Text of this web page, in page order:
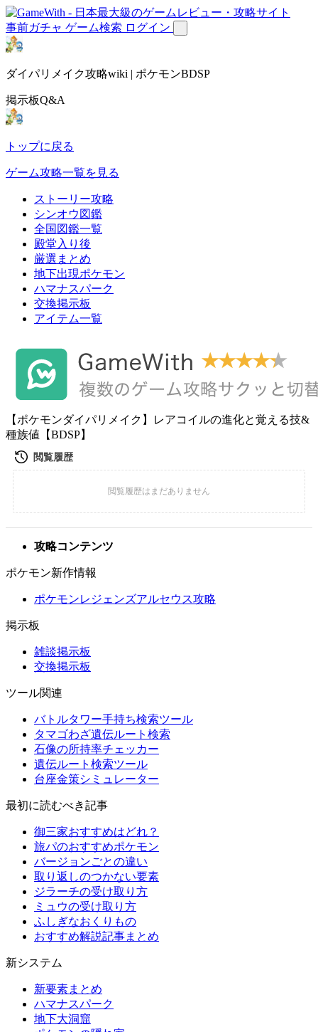
事前ガチャ ゲーム検索 ログイン
ダイパリメイク攻略wiki | ポケモンBDSP
掲示板Q&A
トップに戻る
ゲーム攻略一覧を見る
ストーリー攻略
シンオウ図鑑
全国図鑑一覧
殿堂入り後
厳選まとめ
地下出現ポケモン
ハマナスパーク
交換掲示板
アイテム一覧
【ポケモンダイパリメイク】レアコイルの進化と覚える技&
種族値【BDSP】
攻略コンテンツ
ポケモン新作情報
ポケモンレジェンズアルセウス攻略
掲示板
雑談掲示板
交換掲示板
ツール関連
バトルタワー手持ち検索ツール
タマゴわざ遺伝ルート検索
石像の所持率チェッカー
遺伝ルート検索ツール
台座金策シミュレーター
最初に読むべき記事
御三家おすすめはどれ？
旅パのおすすめポケモン
バージョンごとの違い
取り返しのつかない要素
ジラーチの受け取り方
ミュウの受け取り方
ふしぎなおくりもの
おすすめ解説記事まとめ
新システム
新要素まとめ
ハマナスパーク
地下大洞窟